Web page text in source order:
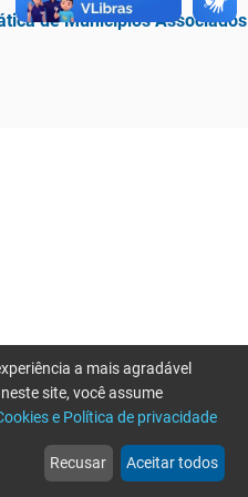
de Municípios Associados
web
Notícias
more_horiz
Mais
a mais agradável
site, você assume
e Política de privacidade
Recusar Aceitar todos
tente novamente